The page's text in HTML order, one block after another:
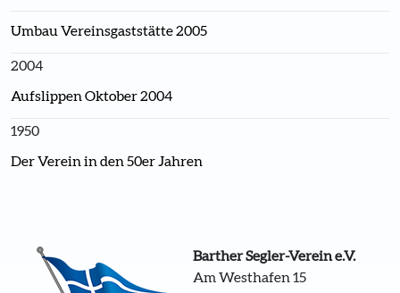
Umbau Vereinsgaststätte 2005
2004
Aufslippen Oktober 2004
1950
Der Verein in den 50er Jahren
Barther Segler-Verein e.V.
Am Westhafen 15